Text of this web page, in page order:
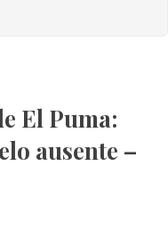
El Puma:
ausente –